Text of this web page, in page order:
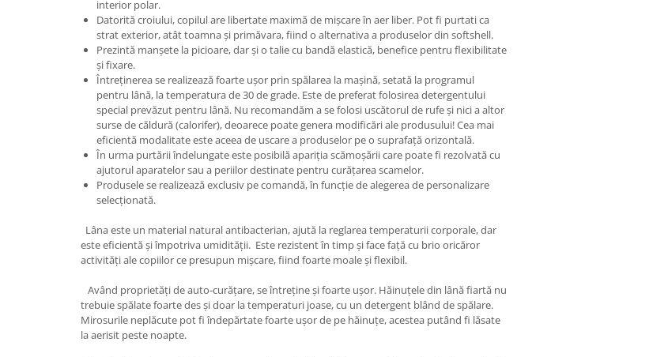
interior polar.
Datorită croiului, copilul are libertate maximă de mișcare în aer liber. Pot fi purtati ca
strat exterior, atât toamna și primăvara, fiind o alternativa a produselor din softshell.
Prezintă manșete la picioare, dar și o talie cu bandă elastică, benefice pentru flexibilitate
și fixare.
Întreținerea se realizează foarte ușor prin spălarea la mașină, setată la programul
pentru lână, la temperatura de 30 de grade. Este de preferat folosirea detergentului
special prevăzut pentru lână. Nu recomandăm a se folosi uscătorul de rufe și nici a altor
surse de căldură (calorifer), deoarece poate genera modificări ale produsului! Cea mai
eficientă modalitate este aceea de uscare a produselor pe o suprafață orizontală.
În urma purtării îndelungate este posibilă apariția scămoșării care poate fi rezolvată cu
ajutorul aparatelor sau a periilor destinate pentru curățarea scamelor.
Produsele se realizează exclusiv pe comandă, în funcție de alegerea de personalizare
selecționată.
Lâna este un material natural antibacterian, ajută la reglarea temperaturii corporale, dar
este eficientă și împotriva umidității. Este rezistent în timp și face față cu brio oricăror
activități ale copiilor ce presupun mișcare, fiind foarte moale și flexibil.
Având proprietăți de auto-curățare, se întreține și foarte ușor. Hăinuțele din lână fiartă nu
trebuie spălate foarte des și doar la temperaturi joase, cu un detergent blând de spălare.
Mirosurile neplăcute pot fi îndepărtate foarte ușor de pe hăinuțe, acestea putând fi lăsate
la aerisit peste noapte.